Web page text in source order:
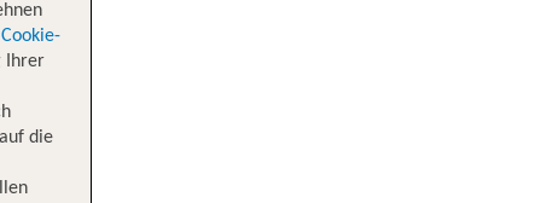
Cookie-
Ihrer
die